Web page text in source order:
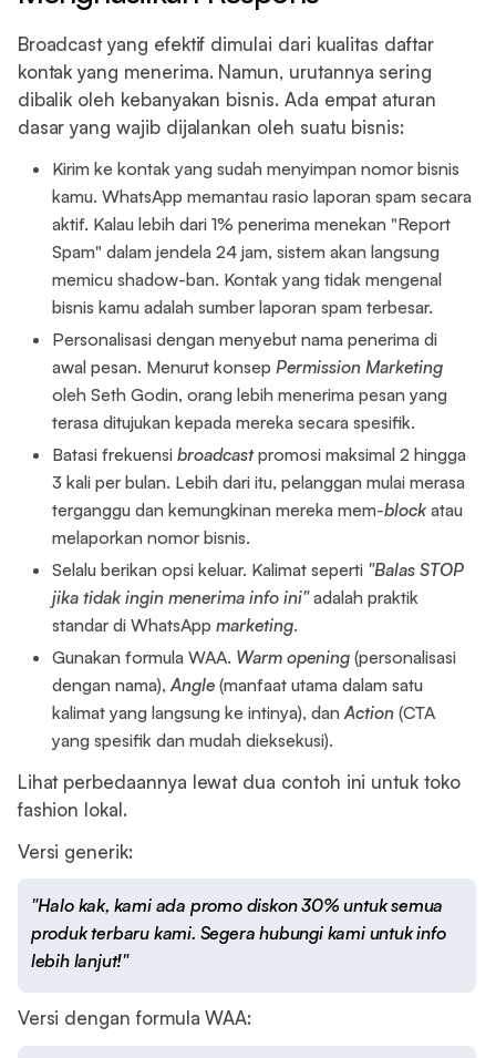
Broadcast yang efektif dimulai dari kualitas daftar
kontak yang menerima. Namun, urutannya sering
dibalik oleh kebanyakan bisnis. Ada empat aturan
dasar yang wajib dijalankan oleh suatu bisnis:
Kirim ke kontak yang sudah menyimpan nomor bisnis
kamu. WhatsApp memantau rasio laporan spam secara
aktif. Kalau lebih dari 1% penerima menekan "Report
Spam" dalam jendela 24 jam, sistem akan langsung
memicu shadow-ban. Kontak yang tidak mengenal
bisnis kamu adalah sumber laporan spam terbesar.
Personalisasi dengan menyebut nama penerima di
awal pesan. Menurut konsep Permission Marketing
oleh Seth Godin, orang lebih menerima pesan yang
terasa ditujukan kepada mereka secara spesifik.
Batasi frekuensibroadcastpromosi maksimal 2 hingga
3 kali per bulan. Lebih dari itu, pelanggan mulai merasa
terganggu dan kemungkinan mereka mem-blockatau
melaporkan nomor bisnis.
Selalu berikan opsi keluar. Kalimat seperti "Balas STOP
jika tidak ingin menerima info ini"adalah praktik
standar di WhatsAppmarketing.
Gunakan formula WAA. Warm opening (personalisasi
dengan nama),Angle (manfaat utama dalam satu
kalimat yang langsung ke intinya), danAction (CTA
yang spesifik dan mudah dieksekusi).
Lihat perbedaannya lewat dua contoh ini untuk toko
fashion lokal.
Versi generik:
"Halo kak, kami ada promo diskon 30% untuk semua
produk terbaru kami. Segera hubungi kami untuk info
lebih lanjut!"
Versi dengan formula WAA: